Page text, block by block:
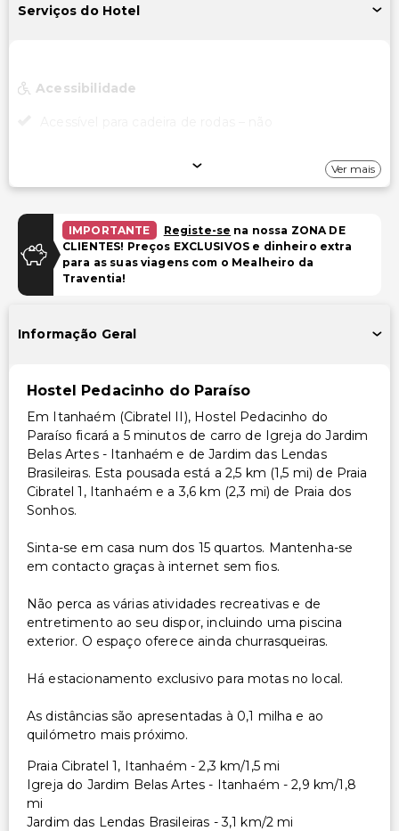
Serviços do Hotel
Acessibilidade
Ver mais
IMPORTANTE Registe-se na nossa ZONA DE
CLIENTES! Preços EXCLUSIVOS e dinheiro extra
para as suas viagens com o Mealheiro da
Traventia!
Informação Geral
Hostel Pedacinho do Paraíso
Em Itanhaém (Cibratel II), Hostel Pedacinho do
Paraíso ficará a 5 minutos de carro de Igreja do Jardim
Belas Artes - Itanhaém e de Jardim das Lendas
Brasileiras. Esta pousada está a 2,5 km (1,5 mi) de Praia
Cibratel 1, Itanhaém e a 3,6 km (2,3 mi) de Praia dos
Sonhos.
Sinta-se em casa num dos 15 quartos. Mantenha-se
em contacto graças à internet sem fios.
Não perca as várias atividades recreativas e de
entretimento ao seu dispor, incluindo uma piscina
exterior. O espaço oferece ainda churrasqueiras.
Há estacionamento exclusivo para motas no local.
As distâncias são apresentadas à 0,1 milha e ao
quilómetro mais próximo.
Praia Cibratel 1, Itanhaém - 2,3 km/1,5 mi
Igreja do Jardim Belas Artes - Itanhaém - 2,9 km/1,8
mi
Jardim das Lendas Brasileiras - 3,1 km/2 mi